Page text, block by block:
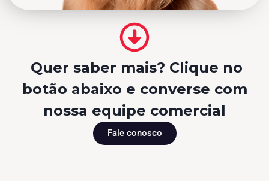
Quer saber mais? Clique no
botão abaixo e converse com
nossa equipe comercial
Fale conosco